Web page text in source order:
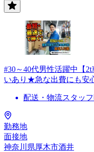
#30～40代男性活躍中【
いあり★急な出費にも安
配送・物流スタッフ
勤務地
面接地
神奈川県厚木市酒井